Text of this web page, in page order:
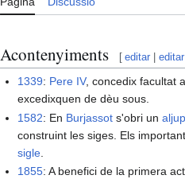
Acontenyiments [ editar |
1339: Pere IV, concedix facultat
excedixquen de dèu sous.
1582: En Burjassot s'obri unaljup
construint les siges. Els
sigle
1855: A benefici de la primera